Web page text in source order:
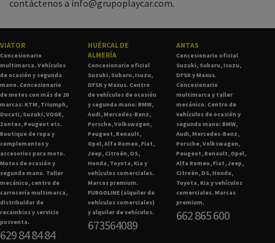
contáctenos a info@grupoplaycar.com.
VIATOR
Concesionario
multimarca. Vehículos
de ocasión y segunda
mano. Concesionario
de motos con más de 20
marcas: KTM, Triumph,
Ducati, Suzuki, VOGE,
Zontes, Peugeot etc.
Boutique de ropa y
complementos y
accesorios para moto.
Motos de ocasión y
segunda mano. Taller
mecánico, centro de
carrocería multimarca,
distribuidor de
recambios y servicio
posventa.
629 84 84 84
HUÉRCAL DE
ALMERÍA
Concesionario oficial
Suzuki, Subaru, Isuzu,
DFSK y Maxus. Centro
de vehículos de ocasión
y segunda mano: BMW,
Audi, Mercedes-Benz,
Porsche, Volkswagen,
Peugeot, Renault,
Opel, Alfa Romeo, Fiat,
Jeep, Citroën, DS,
Honda, Toyota, Kia y
vehículos comerciales.
Marcas premium.
FURGOLINE (alquiler de
vehículos comerciales)
y alquiler de vehículos.
673564089
ANTAS
Concesionario oficial
Suzuki, Subaru, Isuzu,
DFSK y Maxus.
Concesionario
multimarca y taller
mecánico. Centro de
vehículos de ocasión y
segunda mano: BMW,
Audi, Mercedes-Benz,
Porsche, Volkswagen,
Peugeot, Renault, Opel,
Alfa Romeo, Fiat, Jeep,
Citroën, DS, Honda,
Toyota, Kia y vehículos
comerciales. Marcas
premium.
662 865 600